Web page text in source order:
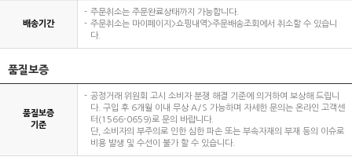
배송기간
주문취소는 주문완료상태까지 가능합니다.
주문취소는 마이페이지>쇼핑내역>주문배송조회에서 취소할 수 있습니
다.
품질보증
품질보증
기준
공정거래 위원회 고시 소비자 분쟁 해결 기준에 의거하여 보상해 드립니
다. 구입 후 6개월 이내 무상 A/S 가능하며 자세한 문의는 온라인 고객센
터(1566-0659)로 문의 바랍니다.
단, 소비자의 부주의로 인한 심한 파손 또는 부속자재의 부재 등의 이슈로
비용 발생 및 수선이 불가 할 수 있습니다.